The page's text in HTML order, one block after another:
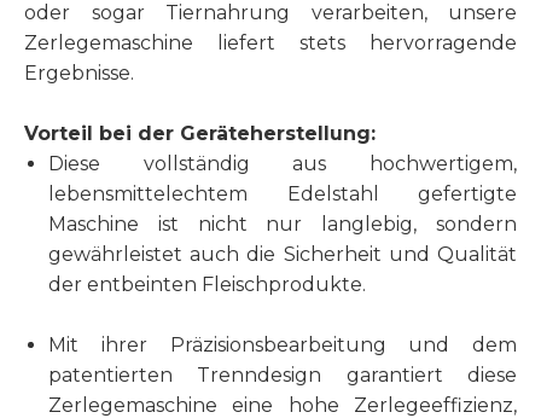
oder sogar Tiernahrung verarbeiten, unsere
Zerlegemaschine liefert stets hervorragende
Ergebnisse.
Vorteil bei der Geräteherstellung:
Diese vollständig aus hochwertigem,
lebensmittelechtem Edelstahl gefertigte
Maschine ist nicht nur langlebig, sondern
gewährleistet auch die Sicherheit und Qualität
der entbeinten Fleischprodukte.
Mit ihrer Präzisionsbearbeitung und dem
patentierten Trenndesign garantiert diese
Zerlegemaschine eine hohe Zerlegeeffizienz,